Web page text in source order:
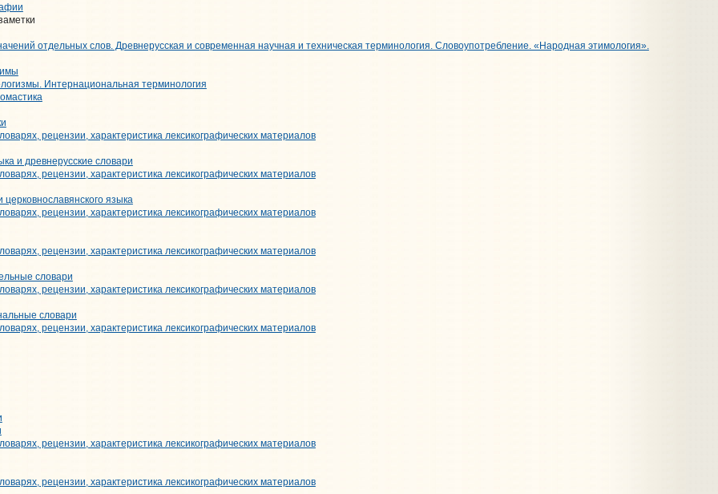
отдельных слов. Древнерусская и современная научная и техническая терминология. Словоупотребление. «Народная этимология».
Интернациональная терминология
рецензии, характеристика лексикографических материалов
и древнерусские словари
рецензии, характеристика лексикографических материалов
языка
рецензии, характеристика лексикографических материалов
рецензии, характеристика лексикографических материалов
словари
рецензии, характеристика лексикографических материалов
словари
рецензии, характеристика лексикографических материалов
рецензии, характеристика лексикографических материалов
рецензии, характеристика лексикографических материалов